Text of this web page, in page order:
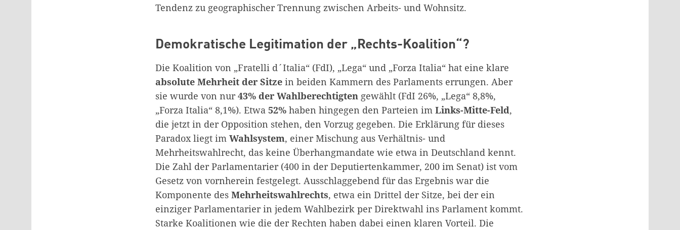
Tendenz zu geographischer Trennung zwischen Arbeits- und Wohnsitz.
Demokratische Legitimation der „Rechts-Koalition“?
Die Koalition von „Fratelli d´Italia“ (FdI), „Lega“ und „Forza Italia“ hat eine klare
absolute Mehrheit der Sitze in beiden Kammern des Parlaments errungen. Aber
sie wurde von nur43% der Wahlberechtigten gewählt (FdI 26%, „Lega“ 8,8%,
„Forza Italia“ 8,1%). Etwa 52% haben hingegen den Parteien im Links-Mitte-Feld,
die jetzt in der Opposition stehen, den Vorzug gegeben. Die Erklärung für dieses
Paradox liegt im Wahlsystem, einer Mischung aus Verhältnis- und
Mehrheitswahlrecht, das keine Überhangmandate wie etwa in Deutschland kennt.
Die Zahl der Parlamentarier (400 in der Deputiertenkammer, 200 im Senat) ist vom
Gesetz von vornherein festgelegt. Ausschlaggebend für das Ergebnis war die
Komponente des Mehrheitswahlrechts, etwa ein Drittel der Sitze, bei der ein
einziger Parlamentarier in jedem Wahlbezirk per Direktwahl ins Parlament kommt.
Starke Koalitionen wie die der Rechten haben dabei einen klaren Vorteil. Die